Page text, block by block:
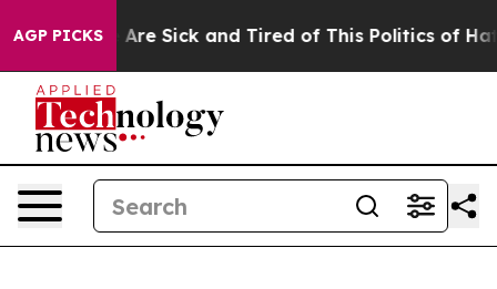
AGP PICKSAre Sick and Tired of This Politics of Hatred”